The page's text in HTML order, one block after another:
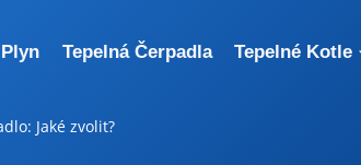
Plyn Tepelná Čerpadla Tepelné Kotle
Jaké zvolit?